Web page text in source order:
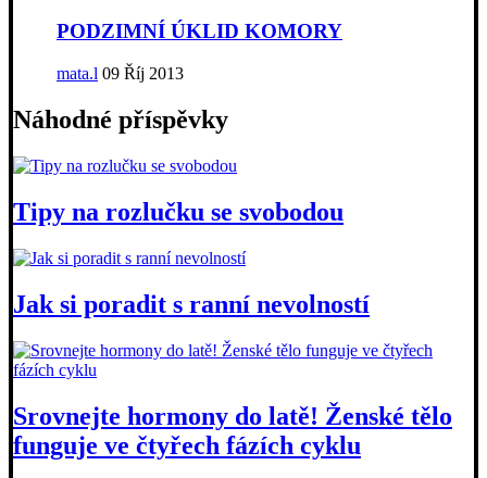
PODZIMNÍ ÚKLID KOMORY
mata.l 09 Říj 2013
Náhodné příspěvky
Tipy na rozlučku se svobodou
Jak si poradit s ranní nevolností
Srovnejte hormony do latě! Ženské tělo
funguje ve čtyřech fázích cyklu